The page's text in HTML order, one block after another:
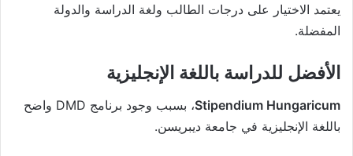
يعتمد الاختيار على درجات الطالب ولغة الدراسة والدولة
المفضلة.
الأفضل للدراسة باللغة الإنجليزية
Stipendium Hungaricum
، بسبب وجود برنامج DMD واضح
باللغة الإنجليزية في جامعة ديبريسن.